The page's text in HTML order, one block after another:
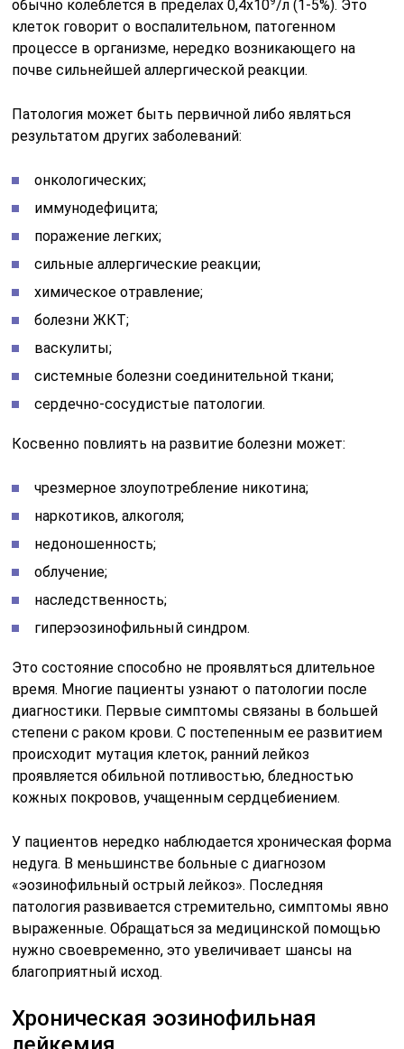
обычно колеблется в пределах 0,4х10 /л (1-5%). Это
клеток говорит о воспалительном, патогенном
процессе в организме, нередко возникающего на
почве сильнейшей аллергической реакции.
Патология может быть первичной либо являться
результатом других заболеваний:
онкологических;
иммунодефицита;
поражение легких;
сильные аллергические реакции;
химическое отравление;
болезни ЖКТ;
васкулиты;
системные болезни соединительной ткани;
сердечно-сосудистые патологии.
Косвенно повлиять на развитие болезни может:
чрезмерное злоупотребление никотина;
наркотиков, алкоголя;
недоношенность;
облучение;
наследственность;
гиперэозинофильный синдром.
Это состояние способно не проявляться длительное
время. Многие пациенты узнают о патологии после
диагностики. Первые симптомы связаны в большей
степени с раком крови. С постепенным ее развитием
происходит мутация клеток, ранний лейкоз
проявляется обильной потливостью, бледностью
кожных покровов, учащенным сердцебиением.
У пациентов нередко наблюдается хроническая форма
недуга. В меньшинстве больные с диагнозом
«эозинофильный острый лейкоз». Последняя
патология развивается стремительно, симптомы явно
выраженные. Обращаться за медицинской помощью
нужно своевременно, это увеличивает шансы на
благоприятный исход.
Хроническая эозинофильная